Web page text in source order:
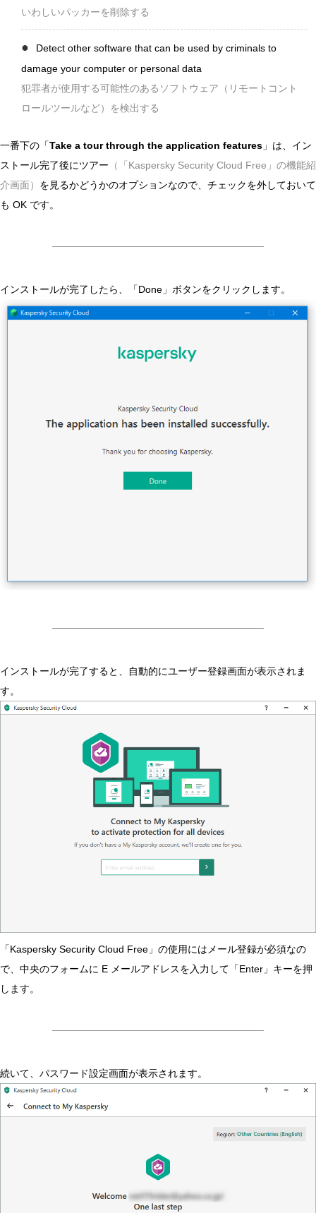
いわしいパッカーを削除する
Detect other software that can be used by criminals to
damage your computer or personal data
犯罪者が使用する可能性のあるソフトウェア（リモートコント
ロールツールなど）を検出する
一番下の「Take a tour through the application features 」は、イン
ストール完了後にツアー （「Kaspersky Security Cloud Free」の機能紹
介画面） を見るかどうかのオプションなので、チェックを外しておいて
も OK です。
インストールが完了したら、「Done」ボタンをクリックします。
インストールが完了すると、自動的にユーザー登録画面が表示されま
す。
「Kaspersky Security Cloud Free」の使用にはメール登録が必須なの
で、中央のフォームに E メールアドレスを入力して「Enter」キーを押
します。
続いて、パスワード設定画面が表示されます。